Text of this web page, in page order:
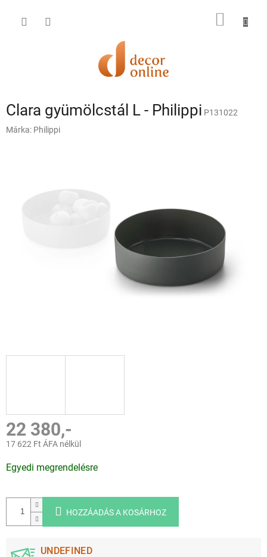
KOSÁR
Clara gyümölcstál L - Philippi P131022
Márka: Philippi
22 380,-
17 622 Ft ÁFA nélkül
Egyedi megrendelésre
HOZZÁADÁS A KOSÁRHOZ
UNDEFINED